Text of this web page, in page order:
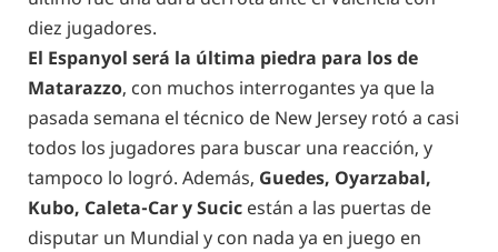
diez jugadores.
El Espanyol será la última piedra para los de
Matarazzo, con muchos interrogantes ya que la
pasada semana el técnico de New Jersey rotó a casi
todos los jugadores para buscar una reacción, y
tampoco lo logró. Además, Guedes, Oyarzabal,
Kubo, Caleta-Car y Sucic están a las puertas de
disputar un Mundial y con nada ya en juego en